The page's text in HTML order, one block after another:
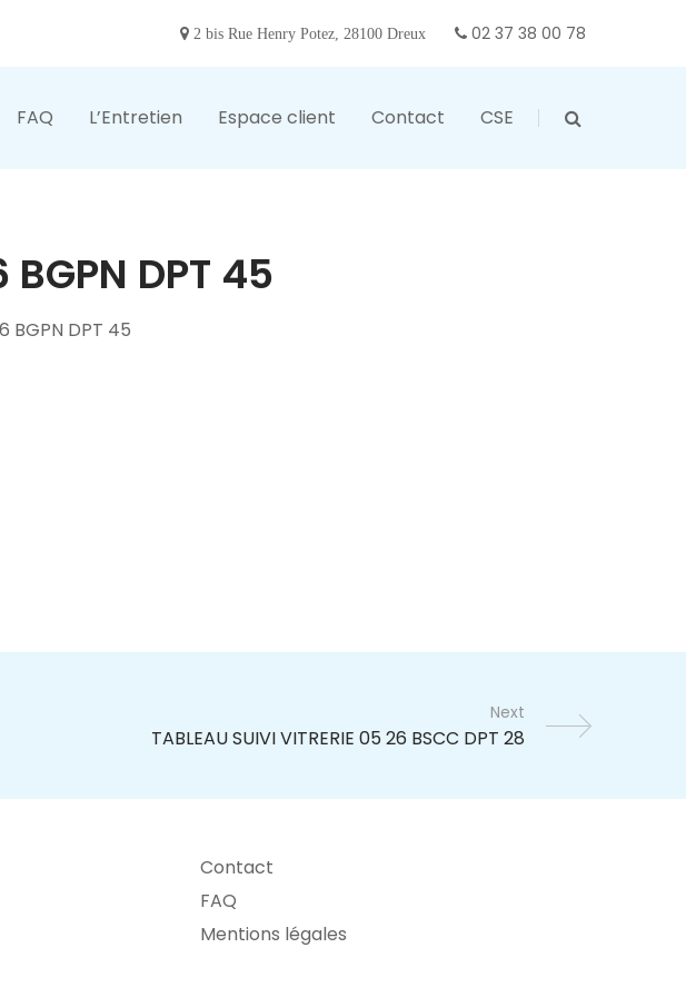
2 bis Rue Henry Potez, 28100 Dreux 02 37 38 00 78
FAQ L’Entretien Espace client Contact CSE
BGPN DPT 45
BGPN DPT 45
Next
Contact
FAQ
Mentions légales